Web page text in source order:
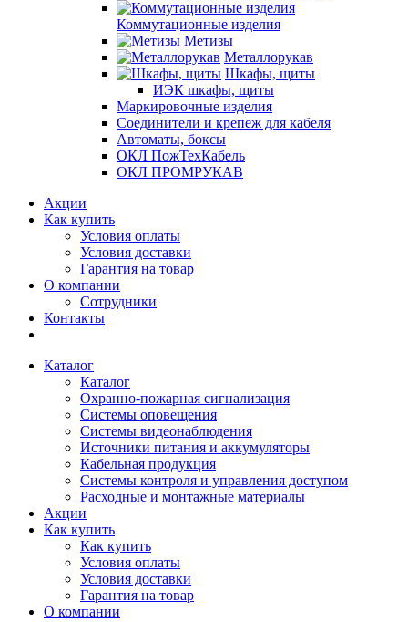
Коммутационные изделия
Метизы
Металлорукав
Шкафы, щиты
ИЭК шкафы, щиты
Маркировочные изделия
Соединители и крепеж для кабеля
Автоматы, боксы
ОКЛ ПожТехКабель
ОКЛ ПРОМРУКАВ
Акции
Как купить
Условия оплаты
Условия доставки
Гарантия на товар
О компании
Сотрудники
Контакты
Каталог
Каталог
Охранно-пожарная сигнализация
Системы оповещения
Системы видеонаблюдения
Источники питания и аккумуляторы
Кабельная продукция
Системы контроля и управления доступом
Расходные и монтажные материалы
Акции
Как купить
Как купить
Условия оплаты
Условия доставки
Гарантия на товар
О компании